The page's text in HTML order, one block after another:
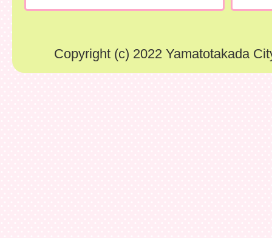
Copyright (c) 2022 Yamatotakada